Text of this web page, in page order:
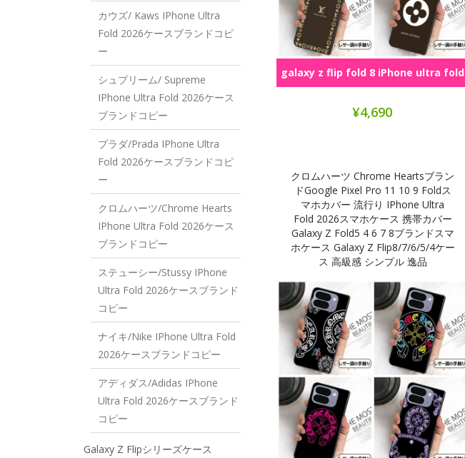
カウズ/ Kaws IPhone Ultra
Fold 2026ケースブランドコピ
ー
シュプリーム/ Supreme
IPhone Ultra Fold 2026ケース
ブランドコピー
プラダ/Prada IPhone Ultra
Fold 2026ケースブランドコピ
ー
クロムハーツ/Chrome Hearts
IPhone Ultra Fold 2026ケース
ブランドコピー
ステューシー/Stussy IPhone
Ultra Fold 2026ケースブランド
コピー
ナイキ/Nike IPhone Ultra Fold
2026ケースブランドコピー
アディダス/Adidas IPhone
Ultra Fold 2026ケースブランド
コピー
Galaxy Z Flipシリーズケース
galaxy z flip fold 8 iPhone ultra fold
¥4,690
クロムハーツ Chrome Heartsブラン
ドGoogle Pixel Pro 11 10 9 Foldス
マホカバー 流行り IPhone Ultra
Fold 2026スマホケース 携帯カバー
Galaxy Z Fold5 4 6 7 8ブランドスマ
ホケース Galaxy Z Flip8/7/6/5/4ケー
ス 高級感 シンプル 逸品